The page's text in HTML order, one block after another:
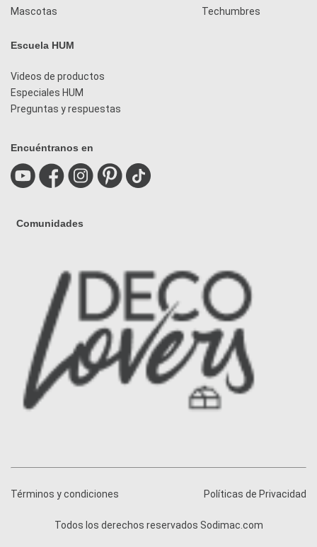
Mascotas
Techumbres
Escuela HUM
Videos de productos
Especiales HUM
Preguntas y respuestas
Encuéntranos en
Comunidades
Términos y condiciones Políticas de Privacidad
Todos los derechos reservados Sodimac.com